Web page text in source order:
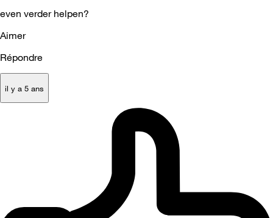
even verder helpen?
Aimer
Répondre
il y a 5 ans